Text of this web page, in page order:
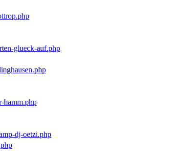
glueck-auf.php
hamm.php
dj-oetzi.php